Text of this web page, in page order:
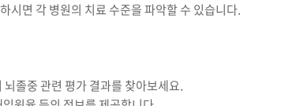
시면 각 병원의 치료 수준을 파악할 수 있습니다.
졸중 관련 평가 결과를 찾아보세요.